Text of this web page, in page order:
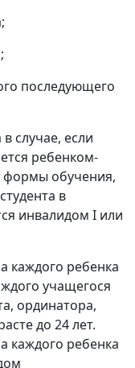
последующего
случае, если
ребенком-
формы обучения,
в
инвалидом I или
каждого ребенка
учащегося
ординатора,
до 24 лет.
каждого ребенка